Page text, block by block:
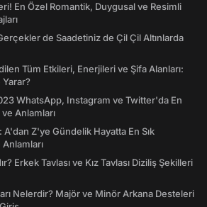
En Özel Romantik, Duygusal ve Resimli
de Saadetiniz de Çil Çil Altınlarda
Tüm Etkileri, Enerjileri ve Şifa Alanları:
WhatsApp, Instagram ve Twitter'da En
Anlamları
A'dan Z'ye Gündelik Hayatta En Sık
Erkek Tavlası ve Kız Tavlası Diziliş Şekilleri
Nelerdir? Majör ve Minör Arkana Desteleri